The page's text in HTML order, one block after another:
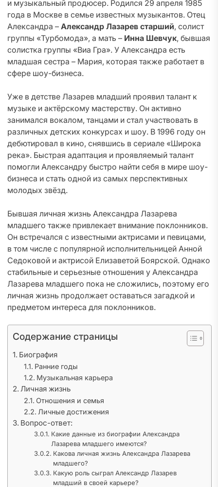
и музыкальный продюсер. Родился 29 апреля 1985
года в Москве в семье известных музыкантов. Отец
Александра – Александр Лазарев старший, солист
группы «Турбомода», а мать – Инна Шевчук, бывшая
солистка группы «Виа Гра». У Александра есть
младшая сестра – Мария, которая также работает в
сфере шоу-бизнеса.
Уже в детстве Лазарев младший проявил талант к
музыке и актёрскому мастерству. Он активно
занимался вокалом, танцами и стал участвовать в
различных детских конкурсах и шоу. В 1996 году он
дебютировал в кино, снявшись в сериале «Широка
река». Быстрая адаптация и проявляемый талант
помогли Александру быстро найти себя в мире шоу-
бизнеса и стать одной из самых перспективных
молодых звёзд.
Бывшая личная жизнь Александра Лазарева
младшего также привлекает внимание поклонников.
Он встречался с известными актрисами и певицами,
в том числе с популярной исполнительницей Анной
Седоковой и актрисой Елизаветой Боярской. Однако
стабильные и серьезные отношения у Александра
Лазарева младшего пока не сложились, поэтому его
личная жизнь продолжает оставаться загадкой и
предметом интереса для поклонников.
Содержание страницы
Биография
Ранние годы
Музыкальная карьера
Личная жизнь
Отношения и семья
Личные достижения
Вопрос-ответ:
Какие данные из биографии Александра
Лазарева младшего имеются?
Какова личная жизнь Александра Лазарева
младшего?
Какую роль сыграл Александр Лазарев
младший в своей карьере?